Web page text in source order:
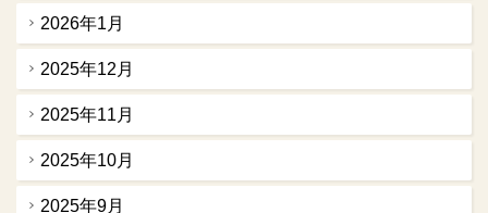
2026年1月
2025年12月
2025年11月
2025年10月
2025年9月